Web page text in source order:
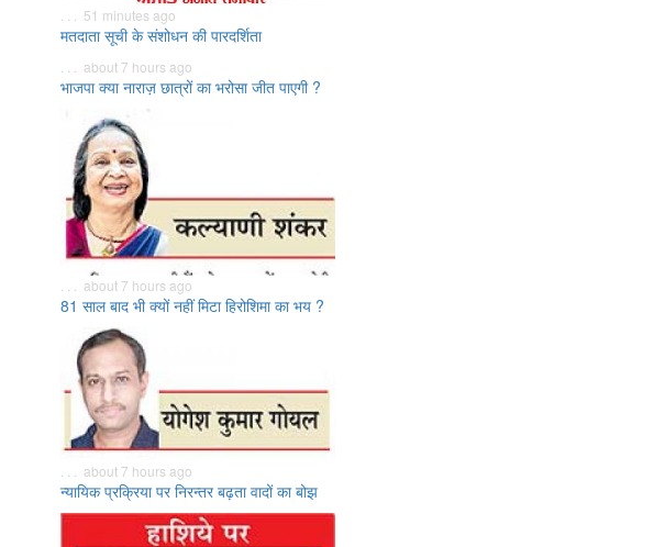
. . . 51 minutes ago
मतदाता सूची के संशोधन की पारदर्शिता
. . . about 7 hours ago
भाजपा क्या नाराज़ छात्रों का भरोसा जीत पाएगी ?
. . . about 7 hours ago
81 साल बाद भी क्यों नहीं मिटा हिरोशिमा का भय ?
. . . about 7 hours ago
न्यायिक प्रक्रिया पर निरन्तर बढ़ता वादों का बोझ